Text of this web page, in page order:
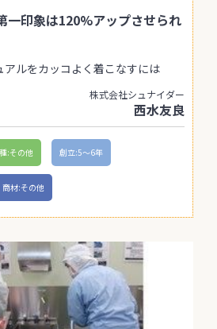
一印象は120%アップさせられ
アルをカッコよく着こなすには
株式会社シュナイダー
西水友良
:その他 創立:5〜6年
商材:その他